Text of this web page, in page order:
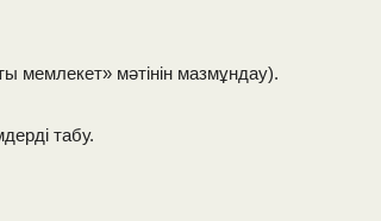
мемлекет» мәтінін мазмұндау).
табу.